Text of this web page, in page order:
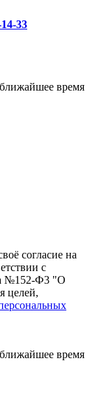
33
время
согласие на
с
№152-Ф3 "О
целей,
время